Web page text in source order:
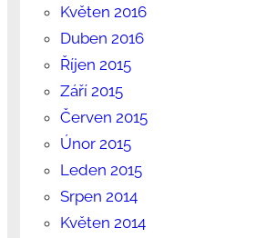
Květen 2016
Duben 2016
Říjen 2015
Září 2015
Červen 2015
Únor 2015
Leden 2015
Srpen 2014
Květen 2014